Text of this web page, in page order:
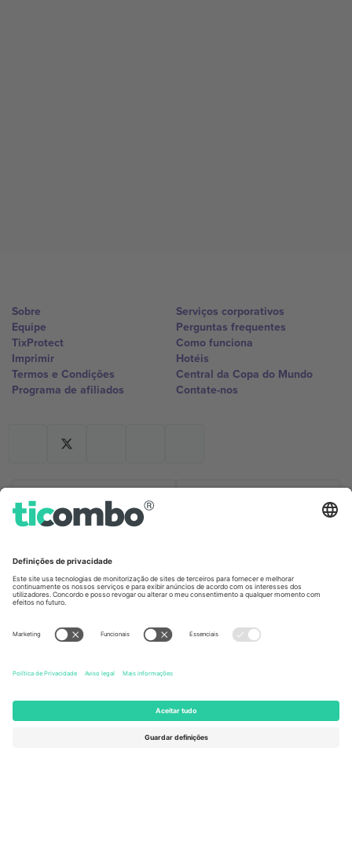
Sobre
Equipe
TixProtect
Imprimir
Termos e Condições
Programa de afiliados
Serviços corporativos
Perguntas frequentes
Como funciona
Hotéis
Central da Copa do Mundo
Contate-nos
Germany
Unter den Linden 24, 10117
United Kingdom
Kingdom
United States
Newark, Delaware 19713, United
States
Engelberg, Switzerland